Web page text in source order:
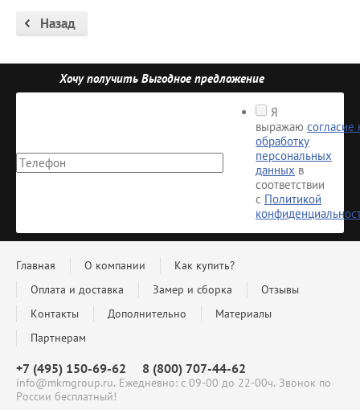
Назад
Хочу получить Выгодное предложение
Я
выражаю согласие
обработку
персональных
данных в
соответствии
с Политикой
Главная О компании
Как купить?
Оплата и доставка
Замер и сборка
Отзывы
Контакты
Дополнительно
Материалы
Партнерам
+7 (495) 150-69-62 8 (800) 707-44-62
info@mkmgroup.ru. Ежедневно: с 09-00 до 22-00ч. Звонок по
России бесплатный!